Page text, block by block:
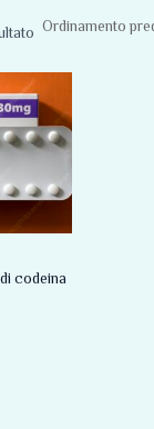
codeina
€
€